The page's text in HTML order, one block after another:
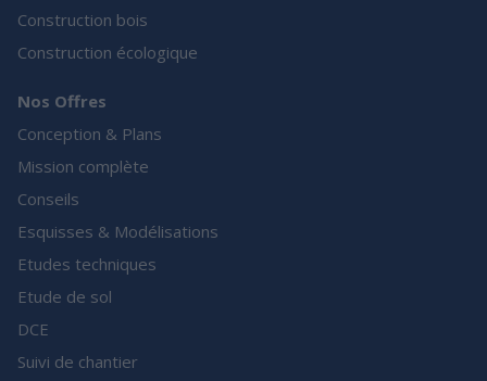
Construction bois
Construction écologique
Nos Offres
Conception & Plans
Mission complète
Conseils
Esquisses & Modélisations
Etudes techniques
Etude de sol
DCE
Suivi de chantier